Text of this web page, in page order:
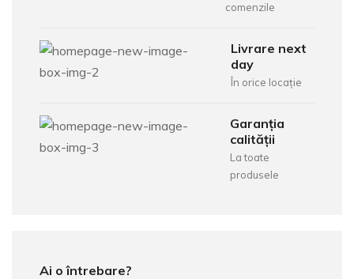
comenzile
Livrare next
day
În orice locație
Garanția
calității
La toate
produsele
Ai o întrebare?